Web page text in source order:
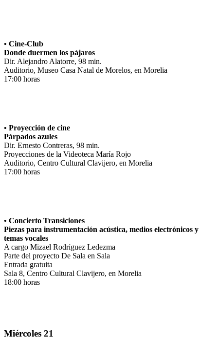
• Cine-Club
Donde duermen los pájaros
Dir. Alejandro Alatorre, 98 min.
Auditorio, Museo Casa Natal de Morelos, en Morelia
17:00 horas
• Proyección de cine
Párpados azules
Dir. Ernesto Contreras, 98 min.
Proyecciones de la Videoteca María Rojo
Auditorio, Centro Cultural Clavijero, en Morelia
17:00 horas
• Concierto Transiciones
Piezas para instrumentación acústica, medios electrónicos y
temas vocales
A cargo Mizael Rodríguez Ledezma
Parte del proyecto De Sala en Sala
Entrada gratuita
Sala 8, Centro Cultural Clavijero, en Morelia
18:00 horas
Miércoles 21